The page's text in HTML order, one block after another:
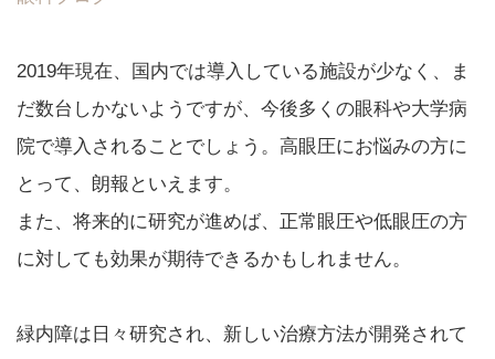
2019年現在、国内では導入している施設が少なく、ま
だ数台しかないようですが、今後多くの眼科や大学病
院で導入されることでしょう。高眼圧にお悩みの方に
とって、朗報といえます。
また、将来的に研究が進めば、正常眼圧や低眼圧の方
に対しても効果が期待できるかもしれません。
緑内障は日々研究され、新しい治療方法が開発されて